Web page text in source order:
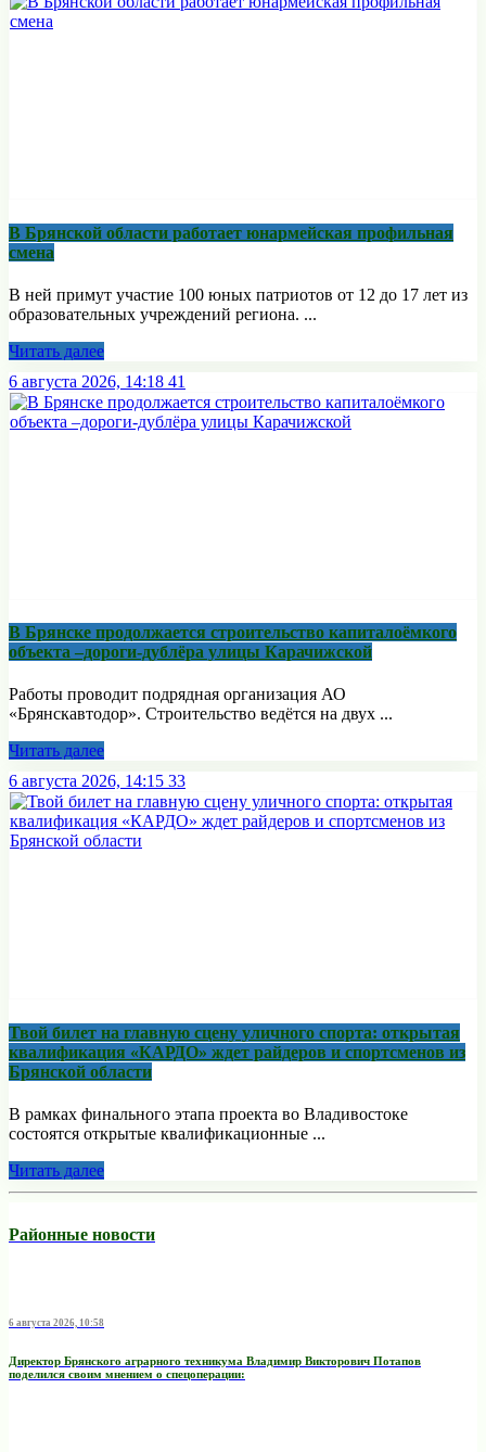
В Брянской области работает юнармейская профильная
смена
В ней примут участие 100 юных патриотов от 12 до 17 лет из
образовательных учреждений региона. ...
Читать далее
6 августа 2026, 14:18 41
В Брянске продолжается строительство капиталоёмкого
объекта –дороги-дублёра улицы Карачижской
Работы проводит подрядная организация АО
«Брянскавтодор». Строительство ведётся на двух ...
Читать далее
6 августа 2026, 14:15 33
Твой билет на главную сцену уличного спорта: открытая
квалификация «КАРДО» ждет райдеров и спортсменов из
Брянской области
В рамках финального этапа проекта во Владивостоке
состоятся открытые квалификационные ...
Читать далее
Районные новости
6 августа 2026, 10:58
Директор Брянского аграрного техникума Владимир Викторович Потапов
поделился своим мнением о спецоперации: